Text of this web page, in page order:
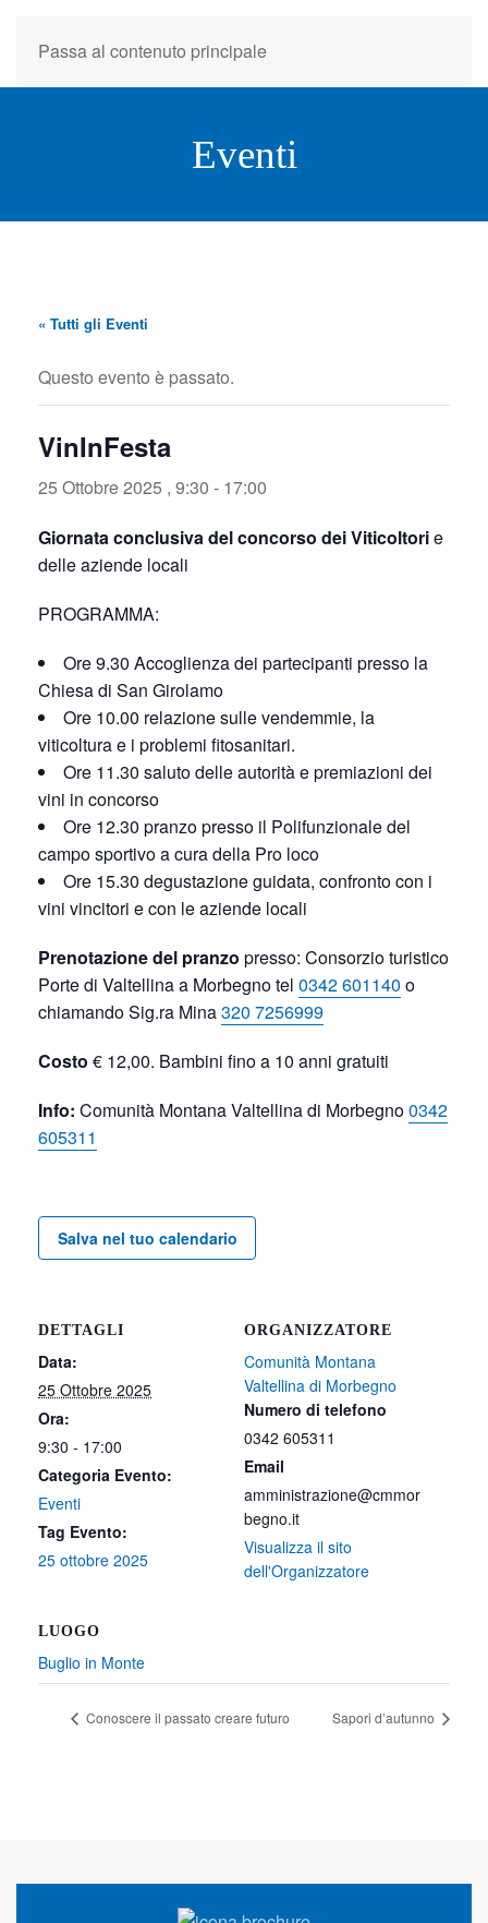
Passa al contenuto principale
Eventi
« Tutti gli Eventi
Questo evento è passato.
VinInFesta
25 Ottobre 2025 , 9:30 - 17:00
Giornata conclusiva del concorso dei Viticoltorie
delle aziende locali
PROGRAMMA:
Ore 9.30 Accoglienza dei partecipanti presso la
Chiesa di San Girolamo
Ore 10.00 relazione sulle vendemmie, la
viticoltura e i problemi fitosanitari.
Ore 11.30 saluto delle autorità e premiazioni dei
vini in concorso
Ore 12.30 pranzo presso il Polifunzionale del
campo sportivo a cura della Pro loco
Ore 15.30 degustazione guidata, confronto con i
vini vincitori e con le aziende locali
Prenotazione del pranzo presso: Consorzio turistico
Porte di Valtellina a Morbegno tel 0342 601140 o
chiamando Sig.ra Mina320 7256999
Costo € 12,00. Bambini fino a 10 anni gratuiti
Info: Comunità Montana Valtellina di Morbegno0342
605311
Salva nel tuo calendario
DETTAGLI
Data:
25 Ottobre 2025
Ora:
9:30 - 17:00
Categoria Evento:
Eventi
Tag Evento:
25 ottobre 2025
ORGANIZZATORE
Comunità Montana
Valtellina di Morbegno
Numero di telefono
0342 605311
Email
amministrazione@cmmor
begno.it
Visualizza il sito
dell'Organizzatore
LUOGO
Buglio in Monte
Conoscere il passato creare futuro Sapori d’autunno